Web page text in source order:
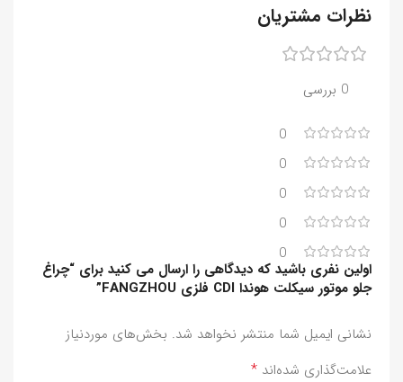
نظرات مشتریان
0 بررسی
0
0
0
0
0
اولین نفری باشید که دیدگاهی را ارسال می کنید برای “چراغ
جلو موتور سیکلت هوندا CDI فلزی FANGZHOU”
نشانی ایمیل شما منتشر نخواهد شد. بخش‌های موردنیاز
علامت‌گذاری شده‌اند *